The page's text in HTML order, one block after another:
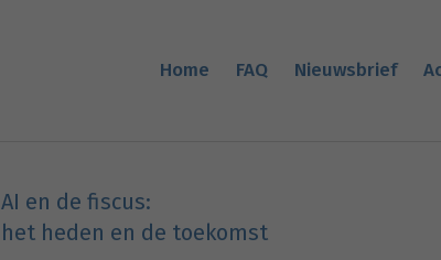
Home FAQ Nieuwsbrief
AI en de fiscus:
het heden en de toekomst